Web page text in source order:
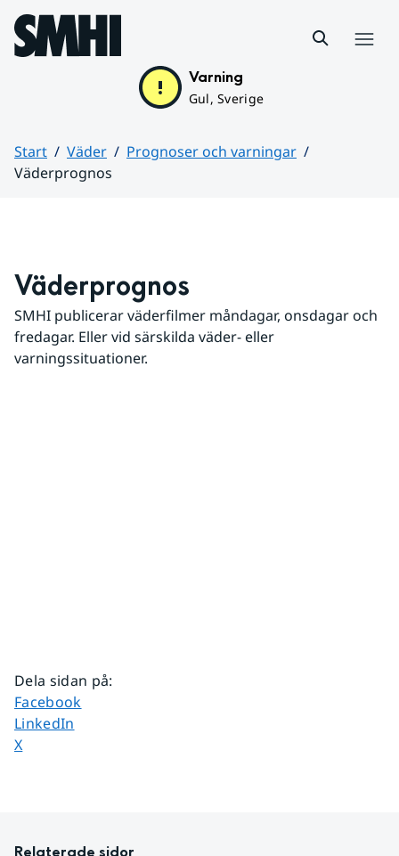
Hoppa till sidans innehåll
Varning
Gul, Sverige
Start Väder
Prognoser och varningar
Väderprognos
Väderprognos
SMHI publicerar väderfilmer måndagar, onsdagar och
fredagar. Eller vid särskilda väder- eller
varningssituationer.
Dela sidan på:
Dela sidan på
Facebook
Dela sidan på
LinkedIn
Dela sidan på
X